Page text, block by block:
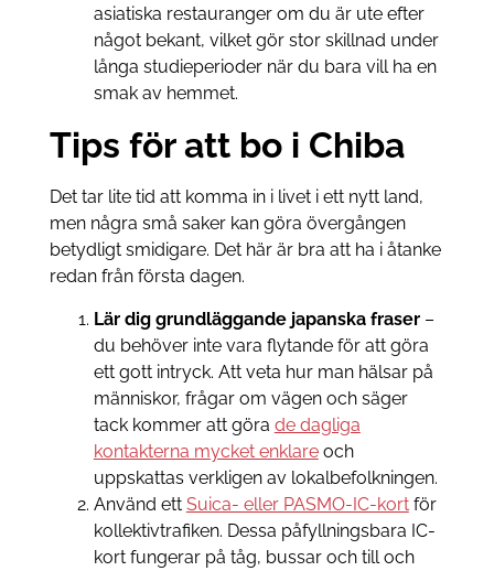
asiatiska restauranger om du är ute efter
något bekant, vilket gör stor skillnad under
långa studieperioder när du bara vill ha en
smak av hemmet.
Tips för att bo i Chiba
Det tar lite tid att komma in i livet i ett nytt land,
men några små saker kan göra övergången
betydligt smidigare. Det här är bra att ha i åtanke
redan från första dagen.
Lär dig grundläggande japanska fraser –
du behöver inte vara flytande för att göra
ett gott intryck. Att veta hur man hälsar på
människor, frågar om vägen och säger
tack kommer att göra de dagliga
kontakterna mycket enklareoch
uppskattas verkligen av lokalbefolkningen.
Använd ett Suica- eller PASMO-IC-kortför
kollektivtrafiken. Dessa påfyllningsbara IC-
kort fungerar på tåg, bussar och till och